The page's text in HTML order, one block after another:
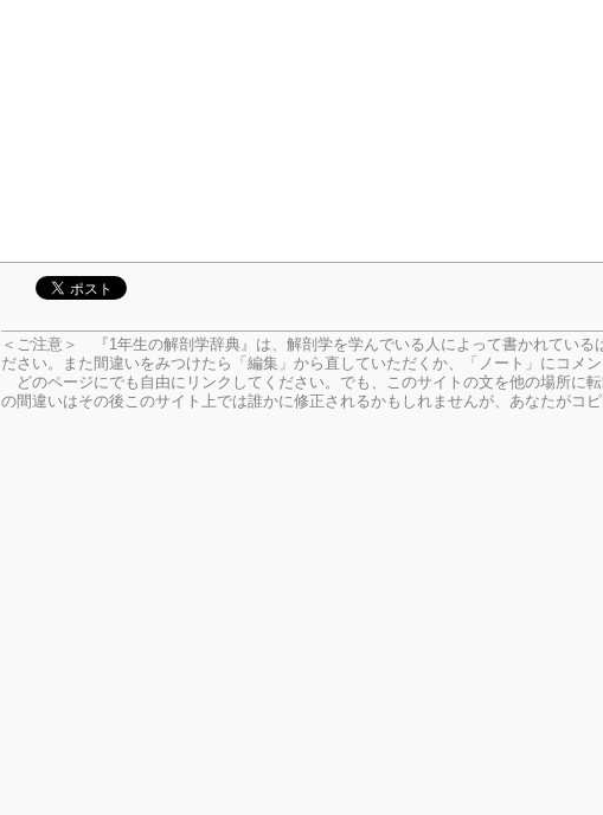
＜ご注意＞ 『1年生の解剖学辞典』は、解剖学を学んでいる人によって書かれてい
ださい。
また間違いをみつけたら「編集」から直していただくか、「ノート」にコメ
どのページにでも自由にリンクしてください。でも、このサイトの文を他の場所に
の間違いはその後このサイト上では誰かに修正されるかもしれませんが、あなたがコ